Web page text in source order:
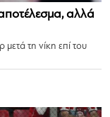
αλλά
τη νίκη επί του